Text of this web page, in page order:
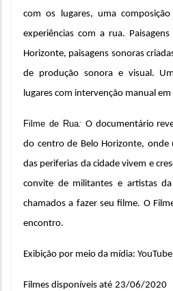
com os lugares, uma
experiências com a rua.
Horizonte, paisagens sonoras
de produção sonora e visual.
lugares com intervenção manual
Filme de Rua: O documentário
do centro de Belo Horizonte, onde
das periferias da cidade vivem e
convite de militantes e artistas
chamados a fazer seu filme. O
encontro.
Exibição por meio da mídia: YouTube
Filmes disponíveis até 23/06/2020